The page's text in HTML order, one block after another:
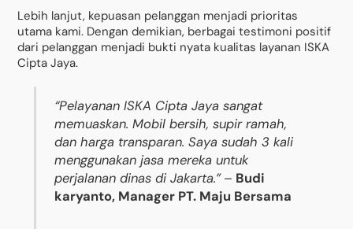
Lebih lanjut, kepuasan pelanggan menjadi prioritas
utama kami. Dengan demikian, berbagai testimoni positif
dari pelanggan menjadi bukti nyata kualitas layanan ISKA
Cipta Jaya.
“Pelayanan ISKA Cipta Jaya sangat
memuaskan. Mobil bersih, supir ramah,
dan harga transparan. Saya sudah 3 kali
menggunakan jasa mereka untuk
perjalanan dinas di Jakarta.”– Budi
karyanto, Manager PT. Maju Bersama